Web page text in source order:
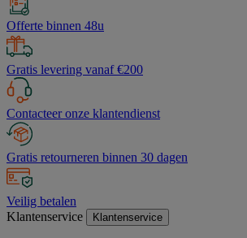
Offerte binnen 48u
Gratis levering vanaf €200
Contacteer onze klantendienst
Gratis retourneren binnen 30 dagen
Veilig betalen
Klantenservice
Klantenservice